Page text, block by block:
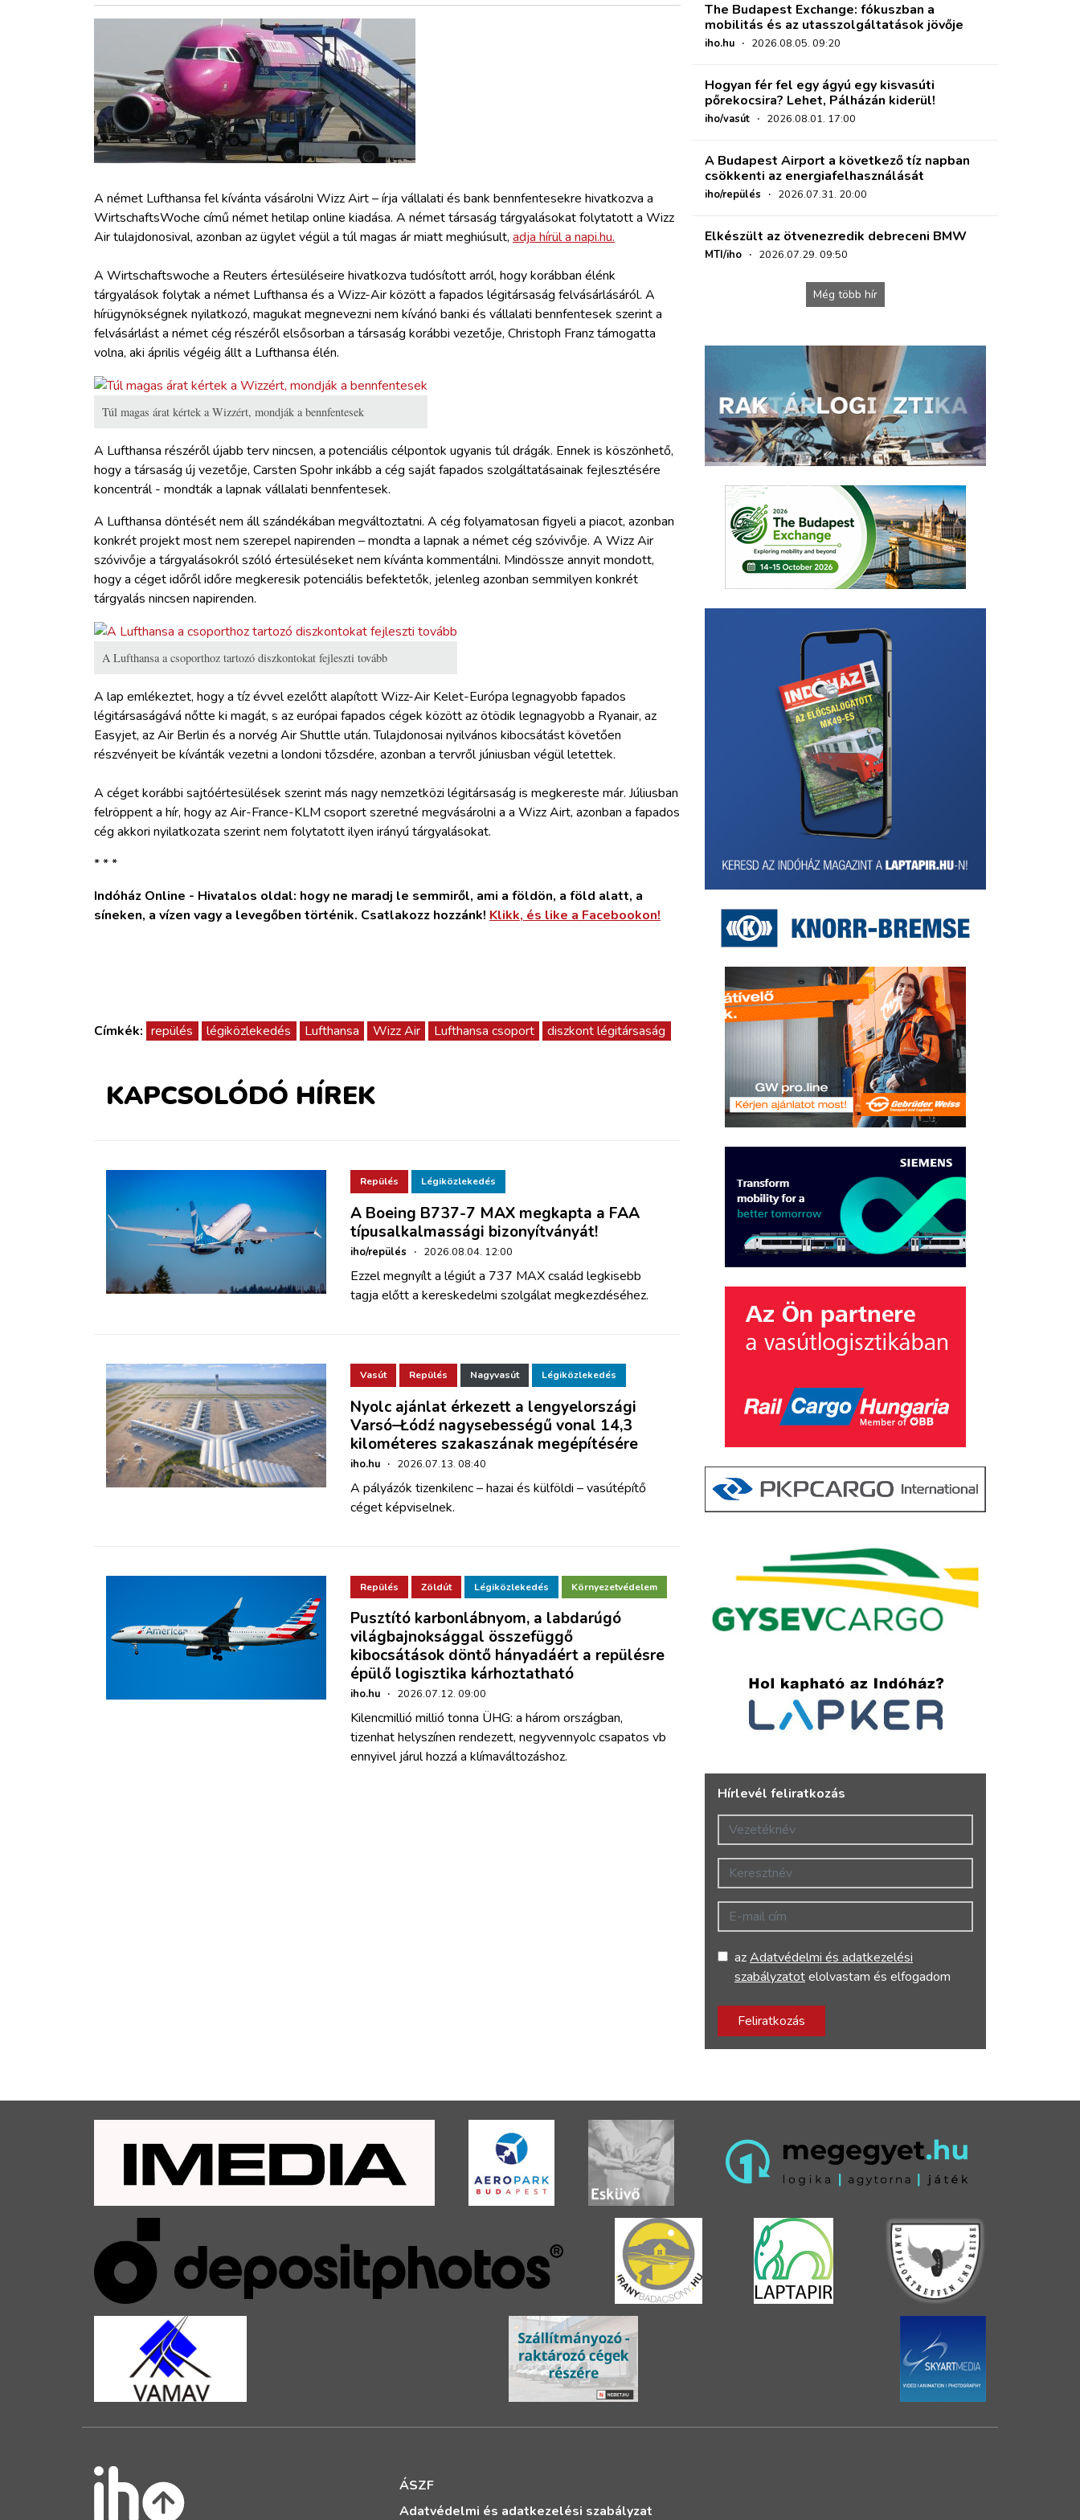
ARCHÍVUM
WEBSHOP
BELÉPÉS
REGISZTRÁCIÓ
A német Lufthansa fel kívánta vásárolni Wizz Airt – írja vállalati és bank bennfentesekre hivatkozva a
WirtschaftsWoche című német hetilap online kiadása. A német társaság tárgyalásokat folytatott a Wizz
Air tulajdonosival, azonban az ügylet végül a túl magas ár miatt meghiúsult, adja hírül a napi.hu.
A Wirtschaftswoche a Reuters értesüléseire hivatkozva tudósított arról, hogy korábban élénk
tárgyalások folytak a német Lufthansa és a Wizz-Air között a fapados légitársaság felvásárlásáról. A
hírügynökségnek nyilatkozó, magukat megnevezni nem kívánó banki és vállalati bennfentesek szerint a
felvásárlást a német cég részéről elsősorban a társaság korábbi vezetője, Christoph Franz támogatta
volna, aki április végéig állt a Lufthansa élén.
Túl magas árat kértek a Wizzért, mondják a bennfentesek
A Lufthansa részéről újabb terv nincsen, a potenciális célpontok ugyanis túl drágák. Ennek is köszönhető,
hogy a társaság új vezetője, Carsten Spohr inkább a cég saját fapados szolgáltatásainak fejlesztésére
koncentrál - mondták a lapnak vállalati bennfentesek.
A Lufthansa döntését nem áll szándékában megváltoztatni. A cég folyamatosan figyeli a piacot, azonban
konkrét projekt most nem szerepel napirenden – mondta a lapnak a német cég szóvivője. A Wizz Air
szóvivője a tárgyalásokról szóló értesüléseket nem kívánta kommentálni. Mindössze annyit mondott,
hogy a céget időről időre megkeresik potenciális befektetők, jelenleg azonban semmilyen konkrét
tárgyalás nincsen napirenden.
A Lufthansa a csoporthoz tartozó diszkontokat fejleszti tovább
A lap emlékeztet, hogy a tíz évvel ezelőtt alapított Wizz-Air Kelet-Európa legnagyobb fapados
légitársaságává nőtte ki magát, s az európai fapados cégek között az ötödik legnagyobb a Ryanair, az
Easyjet, az Air Berlin és a norvég Air Shuttle után. Tulajdonosai nyilvános kibocsátást követően
részvényeit be kívánták vezetni a londoni tőzsdére, azonban a tervről júniusban végül letettek.
A céget korábbi sajtóértesülések szerint más nagy nemzetközi légitársaság is megkereste már. Júliusban
felröppent a hír, hogy az Air-France-KLM csoport szeretné megvásárolni a a Wizz Airt, azonban a fapados
cég akkori nyilatkozata szerint nem folytatott ilyen irányú tárgyalásokat.
* * *
Indóház Online - Hivatalos oldal: hogy ne maradj le semmiről, ami a földön, a föld alatt, a
síneken, a vízen vagy a levegőben történik. Csatlakozz hozzánk! Klikk, és like a Facebookon!
Címkék: repülés légiközlekedés Lufthansa Wizz Air Lufthansa csoport diszkont légitársaság
KAPCSOLÓDÓ HÍREK
Repülés Légiközlekedés
A Boeing B737-7 MAX megkapta a FAA
típusalkalmassági bizonyítványát!
iho/repülés · 2026.08.04. 12:00
Ezzel megnyílt a légiút a 737 MAX család legkisebb
tagja előtt a kereskedelmi szolgálat megkezdéséhez.
Vasút Repülés Nagyvasút Légiközlekedés
Nyolc ajánlat érkezett a lengyelországi
Varsó–Łódź nagysebességű vonal 14,3
kilométeres szakaszának megépítésére
iho.hu · 2026.07.13. 08:40
A pályázók tizenkilenc – hazai és külföldi – vasútépítő
céget képviselnek.
Repülés Zöldút Légiközlekedés Környezetvédelem
Pusztító karbonlábnyom, a labdarúgó
világbajnoksággal összefüggő
kibocsátások döntő hányadáért a repülésre
épülő logisztika kárhoztatható
iho.hu · 2026.07.12. 09:00
Kilencmillió millió tonna ÜHG: a három országban,
tizenhat helyszínen rendezett, negyvennyolc csapatos vb
ennyivel járul hozzá a klímaváltozáshoz.
The Budapest Exchange: fókuszban a
mobilitás és az utasszolgáltatások jövője
iho.hu · 2026.08.05. 09:20
Hogyan fér fel egy ágyú egy kisvasúti
pőrekocsira? Lehet, Pálházán kiderül!
iho/vasút · 2026.08.01. 17:00
A Budapest Airport a következő tíz napban
csökkenti az energiafelhasználását
iho/repülés · 2026.07.31. 20:00
Elkészült az ötvenezredik debreceni BMW
MTI/iho · 2026.07.29. 09:50
Még több hír
Hírlevél feliratkozás
Vezetéknév
Keresztnév
E-mail cím
azAdatvédelmi és adatkezelési
szabályzatotelolvastam és elfogadom
Feliratkozás
ÁSZF
Adatvédelmi és adatkezelési szabályzat